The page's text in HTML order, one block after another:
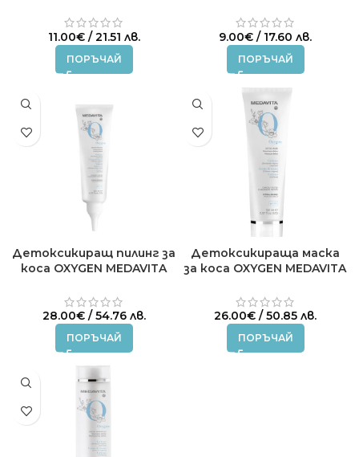
11.00€/ 21.51 лв.
ПОРЪЧАЙ
9.00€ / 17.60 лв.
ПОРЪЧАЙ
Детоксикиращ пилинг за
коса OXYGEN MEDAVITA
28.00€/ 54.76 лв.
ПОРЪЧАЙ
Детоксикираща маска
за коса OXYGEN MEDAVITA
26.00€ / 50.85 лв.
ПОРЪЧАЙ